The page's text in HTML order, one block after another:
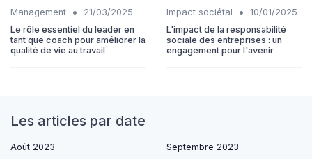
Management •
21/03/2025
Le rôle essentiel du leader en
tant que coach pour améliorer la
qualité de vie au travail
Impact sociétal •
10/01/2025
L'impact de la responsabilité
sociale des entreprises : un
engagement pour l'avenir
Les articles par date
Août 2023
Septembre 2023